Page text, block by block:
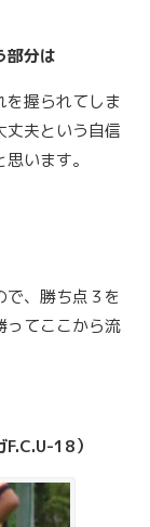
分は
を握られてしま
丈夫という自信
います。
、勝ち点３を
ってここから流
18）